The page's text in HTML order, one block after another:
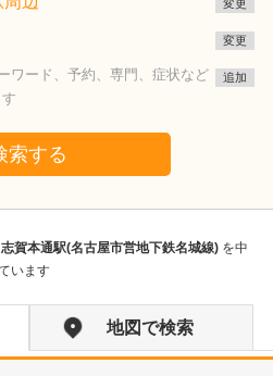
変更
変更
ワード、予約、専門、症状など
追加
索する
志賀本通駅(名古屋市営地下鉄名城線) を中
います
地図で検索